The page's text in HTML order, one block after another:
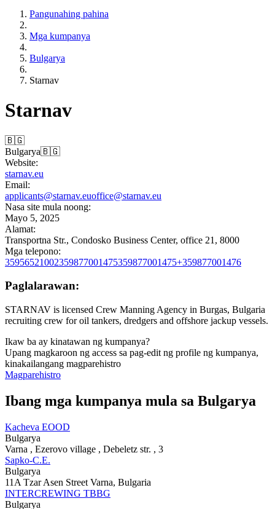
Pangunahing pahina
Mga kumpanya
Bulgarya
Starnav
Starnav
🇧🇬
Bulgarya🇧🇬
Website:
starnav.eu
Email:
applicants@starnav.euoffice@starnav.eu
Nasa site mula noong:
Mayo 5, 2025
Alamat:
Transportna Str., Condosko Business Center, office 21, 8000
Mga telepono:
35956521002359877001475359877001475+359877001476
Paglalarawan:
STARNAV is licensed Crew Manning Agency in Burgas, Bulgaria
recruiting crew for oil tankers, dredgers and offshore jackup vessels.
Ikaw ba ay kinatawan ng kumpanya?
Upang magkaroon ng access sa pag-edit ng profile ng kumpanya,
kinakailangang magparehistro
Magparehistro
Ibang mga kumpanya mula sa Bulgarya
Kacheva EOOD
Bulgarya
Varna , Ezerovo village , Debeletz str. , 3
Sapko-C.E.
Bulgarya
11A Tzar Asen Street Varna, Bulgaria
INTERCREWING TBBG
Bulgarya